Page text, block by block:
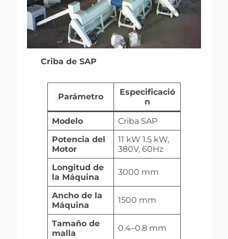
Criba de SAP
Parámetro
Especificació
n
Modelo
Criba SAP
Potencia del
Motor
11 kW 1.5 kW,
380V, 60Hz
Longitud de
la Máquina
3000 mm
Ancho de la
Máquina
1500 mm
Tamaño de
malla
0.4–0.8 mm